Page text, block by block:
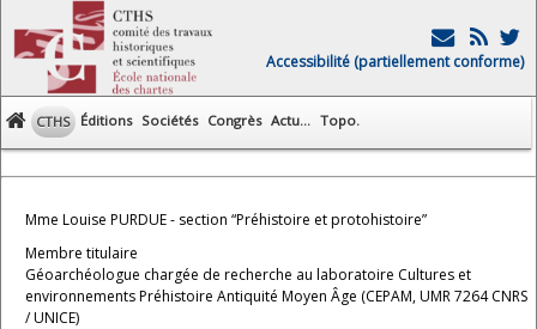
Accessibilité (partiellement conforme)
CTHS Éditions Sociétés Congrès Actu... Topo.
Mme Louise PURDUE - section “Préhistoire et protohistoire”
Membre titulaire
Géoarchéologue chargée de recherche au laboratoire Cultures et
environnements Préhistoire Antiquité Moyen Âge (CEPAM, UMR 7264 CNRS
/ UNICE)